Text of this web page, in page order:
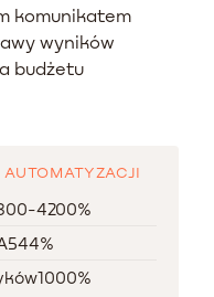
komunikatem
wyników
budżetu
4200%
544%
1000%